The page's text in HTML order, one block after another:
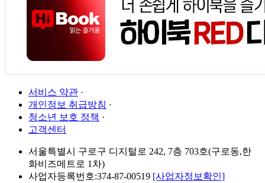
서비스 약관 ·
개인정보 취급방침 ·
청소년 보호 정책 ·
고객센터
서울특별시 구로구 디지털로 242, 7층 703호(구로동,한
화비즈메트로 1차)
사업자등록번호:374-87-00519 [사업자정보확인]